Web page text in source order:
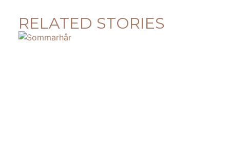
RELATED STORIES